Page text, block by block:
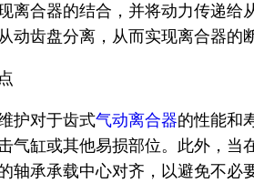
离合器的结合，并将动力传递
动齿盘分离，从而实现离合器的
护对于齿式气动离合器的性能和
气缸或其他易损部位。此外，
轴承承载中心对齐，以避免不必